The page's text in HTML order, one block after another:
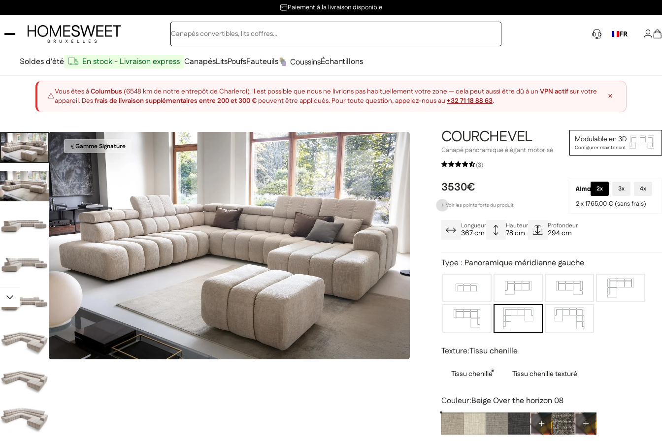
Paiement à la livraison disponible
Home Sweet
Rechercher
FR
Soldes d'été En stock - Livraison express CanapésLitsPoufsFauteuils CoussinsÉchantillons
⚠️Vous êtes àColumbus (6548 km de notre entrepôt de Charleroi). Il est possible que nous ne livrions pas habituellement votre zone — cela peut aussi être dû à un VPN actifsur votre
appareil. Desfrais de livraison supplémentaires entre 200 et 300 € peuvent être appliqués. Pour toute question, appelez-nous au +32 71 18 88 63. ×
Gamme Signature COURCHEVEL Modulable en 3D
Configurer maintenant
Canapé panoramique élégant motorisé
(3)
3530€ 2x 3x 4x
2 x 1765,00 € (sans frais)
+ Voir les points fortsdu produit
Système d'allonge électrique
Port de chargement USB
Longueur
367 cm
Hauteur
78 cm
Profondeur
294 cm
Type : Panoramique méridienne gauche
Texture
Texture:Tissu chenille
Tissu chenille Tissu chenille texturé
Couleur
Couleur:Beige Over the horizon 08